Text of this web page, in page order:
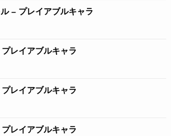
– プレイアブルキャラ
レイアブルキャラ
レイアブルキャラ
レイアブルキャラ